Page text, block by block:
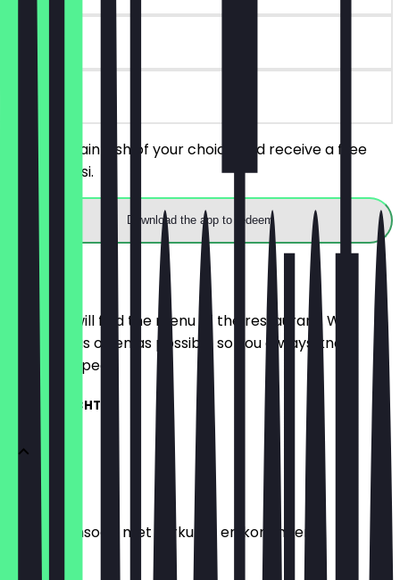
on site
Order a main dish of your choice and receive a free
Mango Lassi.
Download the app to redeem
Menu
Here you will find the menu of the restaurant. We
update it as often as possible so you always know
what to expect.
VOORGERECHTEN
Surwa
Gele linzensoep met kurkuma en koriander
€8.00